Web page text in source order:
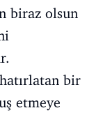
biraz olsun
bir
etmeye